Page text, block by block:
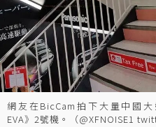
網友在BicCam拍下大量中國
EVA》2號機。（@XFNOISE1